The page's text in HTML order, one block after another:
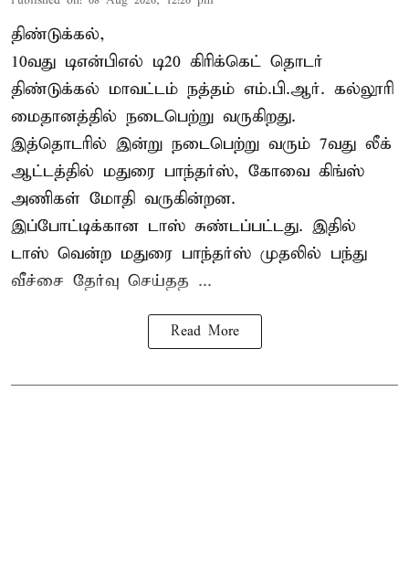
திண்டுக்கல்,
10வது டிஎன்பிஎல் டி20 கிரிக்கெட் தொடர்
திண்டுக்கல் மாவட்டம் நத்தம் எம்.பி.ஆர். கல்லூரி
மைதானத்தில் நடைபெற்று வருகிறது.
இத்தொடரில் இன்று நடைபெற்று வரும் 7வது லீக்
ஆட்டத்தில் மதுரை பாந்தர்ஸ், கோவை கிங்ஸ்
அணிகள் மோதி வருகின்றன.
இப்போட்டிக்கான டாஸ் சுண்டப்பட்டது. இதில்
டாஸ் வென்ற மதுரை பாந்தர்ஸ் முதலில் பந்து
வீச்சை தேர்வு செய்தத ...
Read More